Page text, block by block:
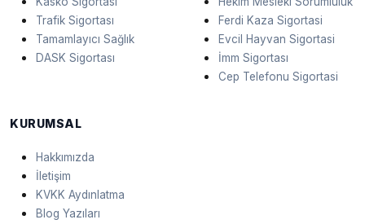
Trafik Sigortası
Tamamlayıcı Sağlık
DASK Sigortası
Ferdi Kaza Sigortasi
Evcil Hayvan Sigortasi
İmm Sigortası
Cep Telefonu Sigortasi
KURUMSAL
Hakkımızda
İletişim
KVKK Aydınlatma
Blog Yazıları